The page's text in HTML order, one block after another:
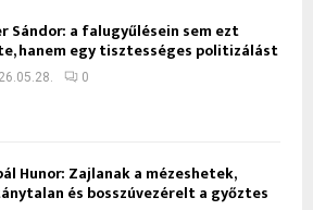
Sándor: a falugyűlésein sem ezt
hanem egy tisztességes politizálást
0
Hunor: Zajlanak a mézeshetek,
és bosszúvezérelt a győztes